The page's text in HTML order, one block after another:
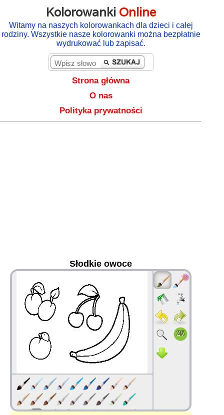
Kolorowanki Online
Witamy na naszych kolorowankach dla dzieci i całej
rodziny. Wszystkie nasze kolorowanki można bezpłatnie
wydrukować lub zapisać.
Strona główna
O nas
Polityka prywatności
Słodkie owoce